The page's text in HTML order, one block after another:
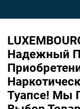
Надежный
Туапсе! Мы